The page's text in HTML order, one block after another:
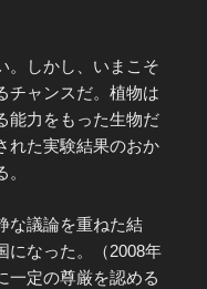
。しかし、いまこそ
チャンスだ。植物は
能力をもった生物だ
れた実験結果のおか
な議論を重ねた結
になった。（2008年
一定の尊厳を認める